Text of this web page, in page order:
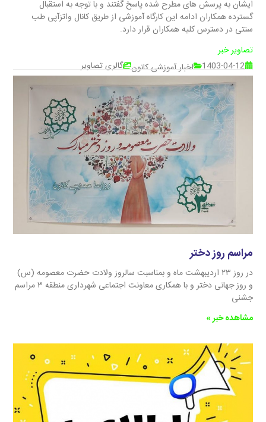
ایشان به پرسش های مطرح شده پاسخ گفتند و با توجه به استقبال
گسترده همکاران ادامه این کارگاه آموزشی از طریق کانال واتزآپی طب
سنتی در دسترس کلیه همکاران قرار دارد.
تصاویر خبر
1403-04-12
اخبار آموزشی کانون گالری تصاویر
مراسم روز دختر
در روز ۲۳ اردیبهشت ماه و بمناسبت سالروز ولادت حضرت معصومه (س)
و روز جهانی دختر و با همکاری معاونت اجتماعی شهرداری منطقه ۳ مراسم
جشنی
مشاهده خبر »